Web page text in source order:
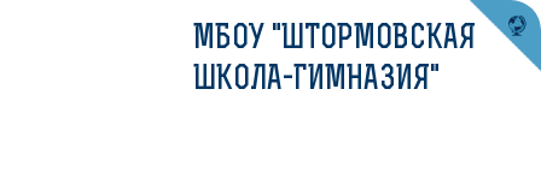
МБОУ "ШТОРМОВСКАЯ
ШКОЛА-ГИМНАЗИЯ"